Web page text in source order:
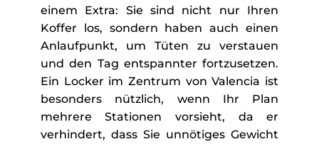
einem Extra: Sie sind nicht nur Ihren
Koffer los, sondern haben auch einen
Anlaufpunkt, um Tüten zu verstauen
und den Tag entspannter fortzusetzen.
Ein Locker im Zentrum von Valencia ist
besonders nützlich, wenn Ihr Plan
mehrere Stationen vorsieht, da er
verhindert, dass Sie unnötiges Gewicht